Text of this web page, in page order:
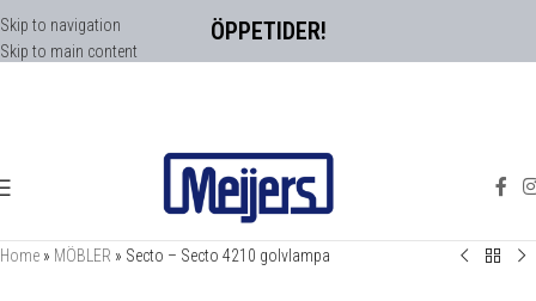
ÖPPETIDER!
Skip to navigation
Skip to main content
Home » MÖBLER » Secto – Secto 4210 golvlampa